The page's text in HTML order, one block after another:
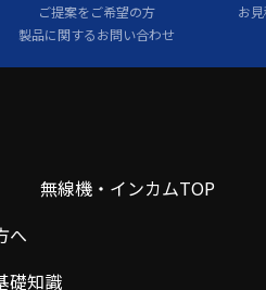
ご提案をご希望の方
製品に関するお問い合わせ
お
無線機・インカムTOP
へ
礎知識